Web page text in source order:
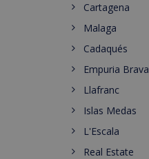
Cartagena
Malaga
Cadaqués
Empuria Brava
Llafranc
Islas Medas
L'Escala
Real Estate